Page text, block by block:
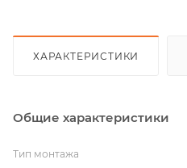
ХАРАКТЕРИСТИКИ
Общие характеристики
Тип монтажа